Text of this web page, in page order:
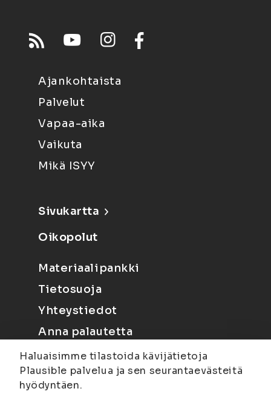
Ajankohtaista
Palvelut
Vapaa-aika
Vaikuta
Mikä ISYY
Sivukartta
Oikopolut
Materiaalipankki
Tietosuoja
Yhteystiedot
Anna palautetta
Haluaisimme tilastoida kävijätietoja
Plausible palvelua ja sen seurantaevästeitä
hyödyntäen.